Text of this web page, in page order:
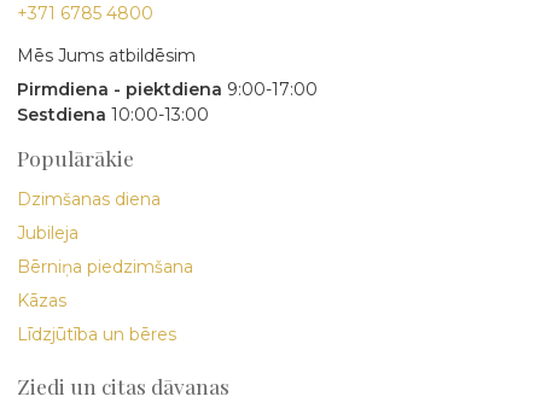
+371 6785 4800
Mēs Jums atbildēsim
Pirmdiena - piektdiena 9:00-17:00
Sestdiena 10:00-13:00
Populārākie
Dzimšanas diena
Jubileja
Bērniņa piedzimšana
Kāzas
Līdzjūtība un bēres
Ziedi un citas dāvanas